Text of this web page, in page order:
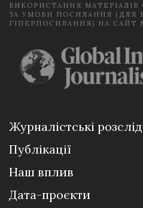
ВИКОРИСТАННЯ
ЗА УМОВИ ПОСИЛАННЯ (ДЛЯ
ГІПЕРПОСИЛАННЯ) НА САЙТ
Журналістські
Публікації
Наш вплив
Дата-проєкти